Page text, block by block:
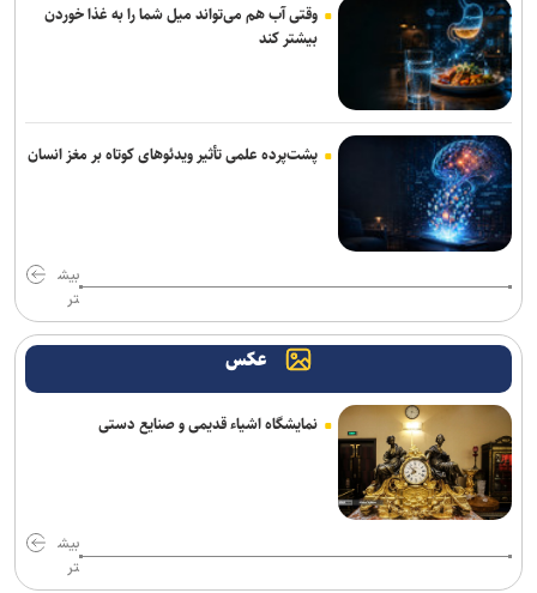
وقتی آب هم می‌تواند میل شما را به غذا خوردن
بیشتر کند
پشت‌پرده علمی تأثیر ویدئو‌های کوتاه بر مغز انسان
بیش
تر
عکس
نمایشگاه اشیاء قدیمی و صنایع دستی
بیش
تر